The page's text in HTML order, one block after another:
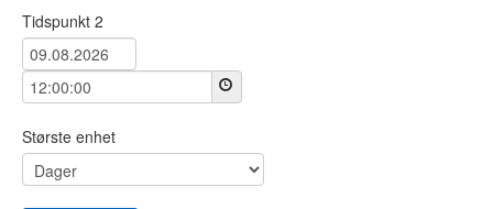
Tidspunkt 2
Største enhet